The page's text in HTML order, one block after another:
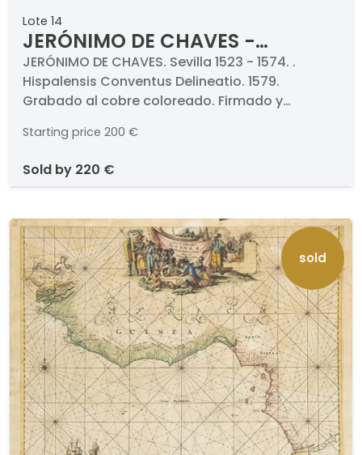
Lote 14
JERÓNIMO DE CHAVES -
Hispalensis Conventus
Delineatio
JERÓNIMO DE CHAVES. Sevilla 1523 - 1574. .
Hispalensis Conventus Delineatio. 1579.
Grabado al cobre coloreado. Firmado y
Pertenece a la obra Theatrum Orbis Terrarum
Starting price 200 €
sold by 220 €
sold